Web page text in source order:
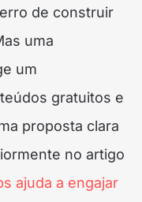
de construir
uma
um
gratuitos e
proposta clara
no artigo
ajuda a engajar